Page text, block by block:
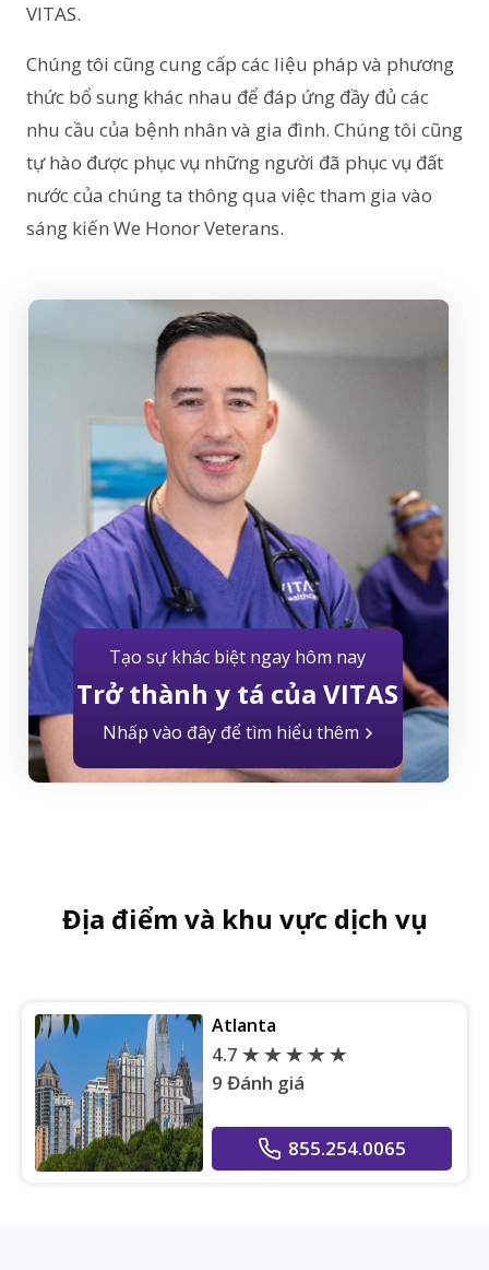
VITAS.
Chúng tôi cũng cung cấp các liệu pháp và phương
thức bổ sung khác nhau để đáp ứng đầy đủ các
nhu cầu của bệnh nhân và gia đình. Chúng tôi cũng
tự hào được phục vụ những người đã phục vụ đất
nước của chúng ta thông qua việc tham gia vào
sáng kiến We Honor Veterans.
Tạo sự khác biệt ngay hôm nay
Trở thành y tá của VITAS
Nhấp vào đây để tìm hiểu thêm
Địa điểm và khu vực dịch vụ
Atlanta
4.7
9 Đánh giá
855.254.0065